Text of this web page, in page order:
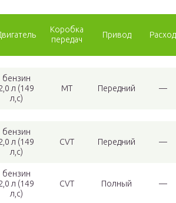
Коробка
передач
Привод Расход
бензин
л (149
л,с)
MT Передний —
бензин
л (149
л,с)
CVT Передний —
бензин
л (149
л,с)
CVT Полный —